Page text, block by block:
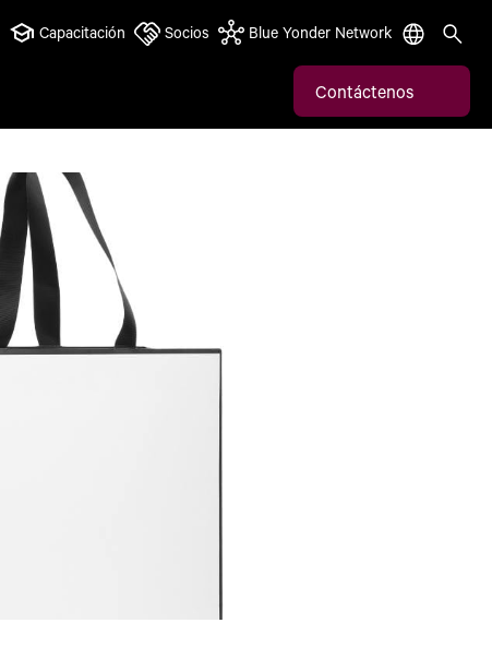
Capacitación Socios Blue Yonder Network
Contáctenos